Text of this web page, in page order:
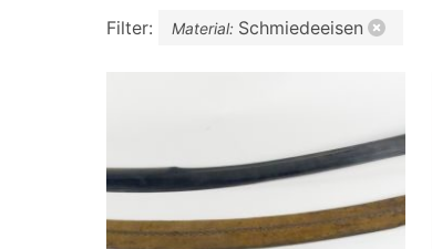
Filter: Material: Schmiedeeisen